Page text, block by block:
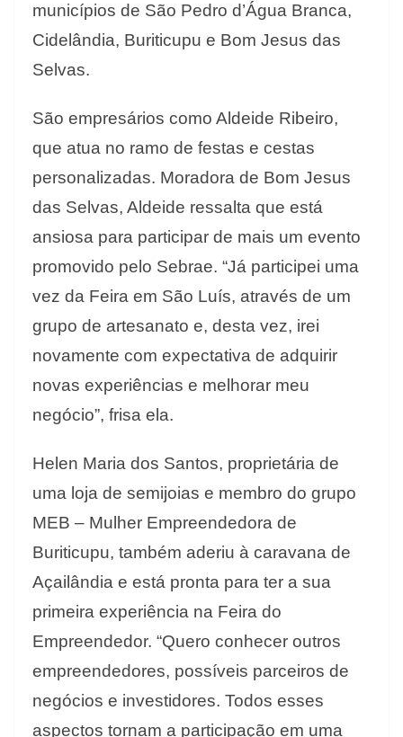
municípios de São Pedro d’Água Branca,
Cidelândia, Buriticupu e Bom Jesus das
Selvas.
São empresários como Aldeide Ribeiro,
que atua no ramo de festas e cestas
personalizadas. Moradora de Bom Jesus
das Selvas, Aldeide ressalta que está
ansiosa para participar de mais um evento
promovido pelo Sebrae. “Já participei uma
vez da Feira em São Luís, através de um
grupo de artesanato e, desta vez, irei
novamente com expectativa de adquirir
novas experiências e melhorar meu
negócio”, frisa ela.
Helen Maria dos Santos, proprietária de
uma loja de semijoias e membro do grupo
MEB – Mulher Empreendedora de
Buriticupu, também aderiu à caravana de
Açailândia e está pronta para ter a sua
primeira experiência na Feira do
Empreendedor. “Quero conhecer outros
empreendedores, possíveis parceiros de
negócios e investidores. Todos esses
aspectos tornam a participação em uma